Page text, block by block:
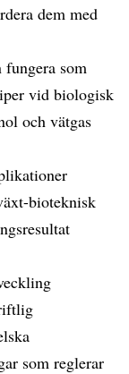
dem med
som
vid biologisk
och vätgas
bioteknisk
som reglerar